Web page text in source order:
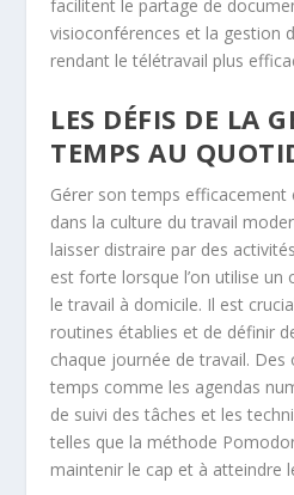
facilitent le partage de
visioconférences et la gestion
rendant le télétravail plus
LES DÉFIS DE LA
TEMPS AU
Gérer son temps
dans la culture du travail
laisser distraire par des
est forte lorsque l’on utilise
le travail à domicile. Il est
routines établies et de définir
chaque journée de travail. Des
temps comme les agendas
de suivi des tâches et les
telles que la méthode
maintenir le cap et à atteindre